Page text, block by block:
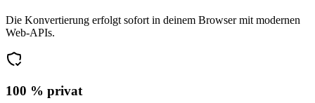
Die Konvertierung erfolgt sofort in deinem Browser mit modernen
Web-APIs.
100 % privat